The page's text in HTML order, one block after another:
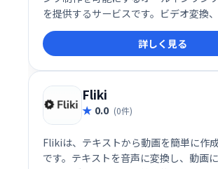
を提供するサービスです。ビデオ変換
像アップスケール、そしてマインドマ
多岐にわたる機能を統合しており、初心
ェッショナルまで幅広いニーズに応え
には、最先端のAI技術とユーザーフレ
インが組み込まれており、直感的な操作
す。
詳しく見る
Fliki
0.0 (0件)
Flikiは、テキストから動画を簡単に作
です。テキストを音声に変換し、動画